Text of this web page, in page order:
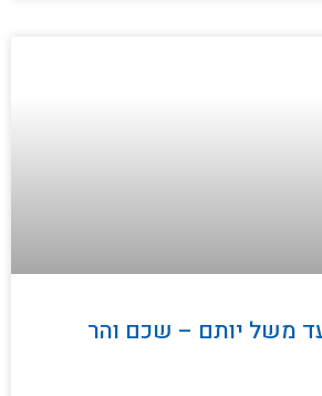
משל יותם – שכם והר